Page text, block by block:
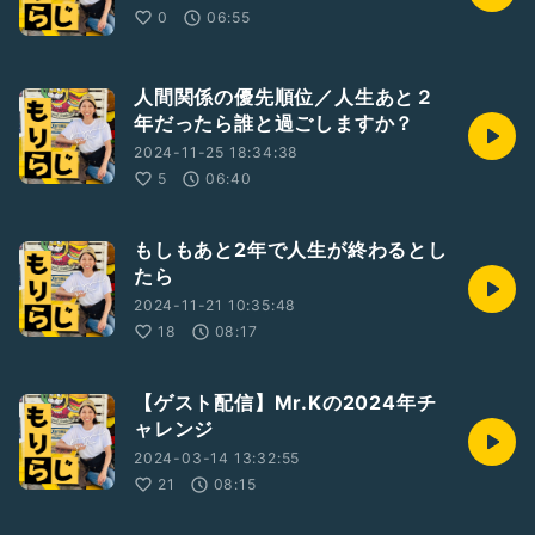
0
06:55
人間関係の優先順位／人生あと２
年だったら誰と過ごしますか？
2024-11-25 18:34:38
5
06:40
もしもあと2年で人生が終わるとし
たら
2024-11-21 10:35:48
18
08:17
【ゲスト配信】Mr.Kの2024年チ
ャレンジ
2024-03-14 13:32:55
21
08:15